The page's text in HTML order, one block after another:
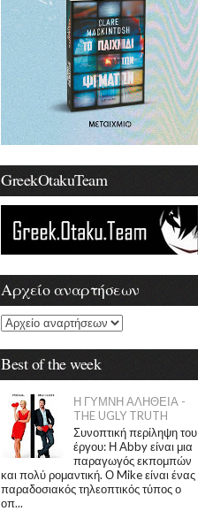
GreekOtakuTeam
Αρχείο αναρτήσεων
Best of the week
Η ΓΥΜΝΗ ΑΛΗΘΕΙΑ -
THE UGLY TRUTH
Συνοπτική περίληψη του
έργου: Η Abby είναι μια
παραγωγός εκπομπών
και πολύ ρομαντική. Ο Mike είναι ένας
παραδοσιακός τηλεοπτικός τύπος ο
οπ...